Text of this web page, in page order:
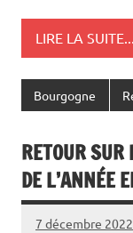
LIRE LA SUITE...
Bourgogne
RETOUR
DE L’ANNÉE
7 décembre 2022